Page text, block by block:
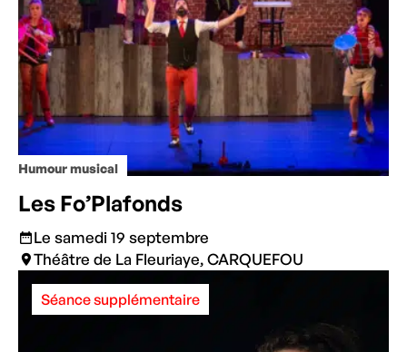
Humour musical
Les Fo’Plafonds
Le samedi 19 septembre
Théâtre de La Fleuriaye, CARQUEFOU
Séance supplémentaire